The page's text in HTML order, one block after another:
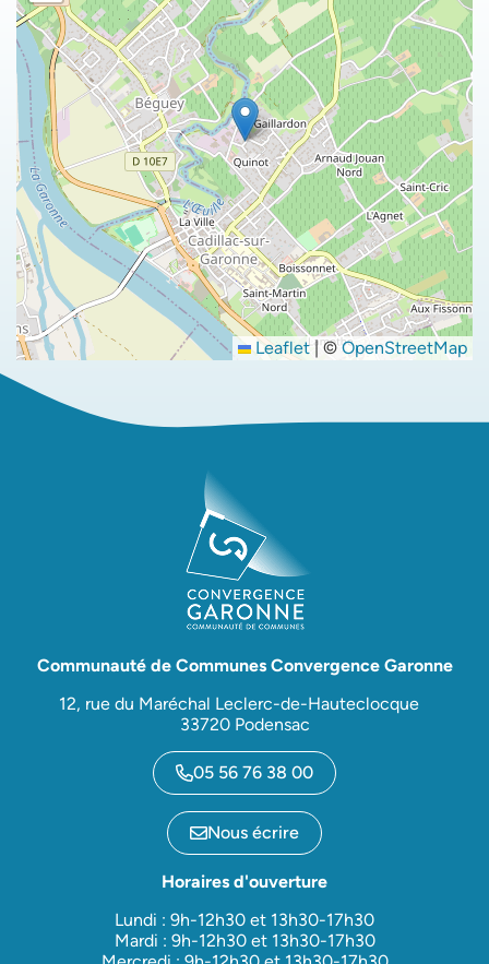
Leaflet |©OpenStreetMap
Communauté de Communes Convergence Garonne
12, rue du Maréchal Leclerc-de-Hauteclocque
33720 Podensac
05 56 76 38 00
Nous écrire
Horaires d'ouverture
Lundi : 9h-12h30 et 13h30-17h30
Mardi : 9h-12h30 et 13h30-17h30